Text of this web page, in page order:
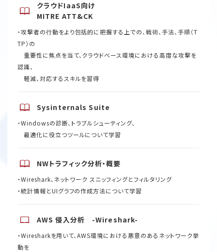
クラウドIaaS向け
​MITRE ATT&CK
・攻撃者の行動をより包括的に把握する上での、戦術、手法、手順（T
TP）の
重要性に焦点を当て、クラウドベース環境における高度な攻撃を
認識、
軽減、対応するスキルを習得 ​
Sysinternals Suite
・Windowsの診断、トラブルシューティング、
最適化に役立つツールについて学習
NWトラフィック分析・概要
・Wireshark、ネットワーク スニッフィングとフィルタリング​
・統計情報とUIグラフの作成方法について学習
AWS 侵入分析 -Wireshark-
・Wiresharkを用いて、AWS環境における悪意のあるネットワーク挙
動を